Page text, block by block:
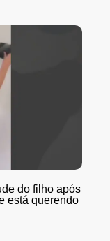
do filho após
está querendo